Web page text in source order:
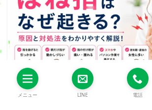
ばね指はなぜ起きる？指の引っかかりや
メニュー LINE 電話